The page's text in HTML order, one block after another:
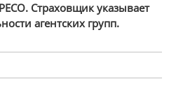
Страховщик указывает
агентских групп.